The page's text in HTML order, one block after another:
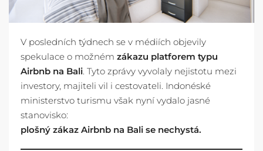
V posledních týdnech se v médiích objevily
spekulace o možném zákazu platforem typu
Airbnb na Bali. Tyto zprávy vyvolaly nejistotu mezi
investory, majiteli vil i cestovateli. Indonéské
ministerstvo turismu však nyní vydalo jasné
stanovisko:
plošný zákaz Airbnb na Bali se nechystá.